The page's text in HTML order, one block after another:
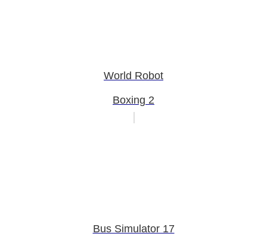
World Robot
Boxing 2
Bus Simulator 17